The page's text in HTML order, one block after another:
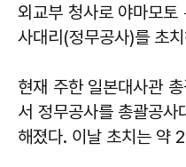
외교부 청사로 야마모
사대리(정무공사)를 초
현재 주한 일본대사관
서 정무공사를 총괄공사
해졌다. 이날 초치는 약